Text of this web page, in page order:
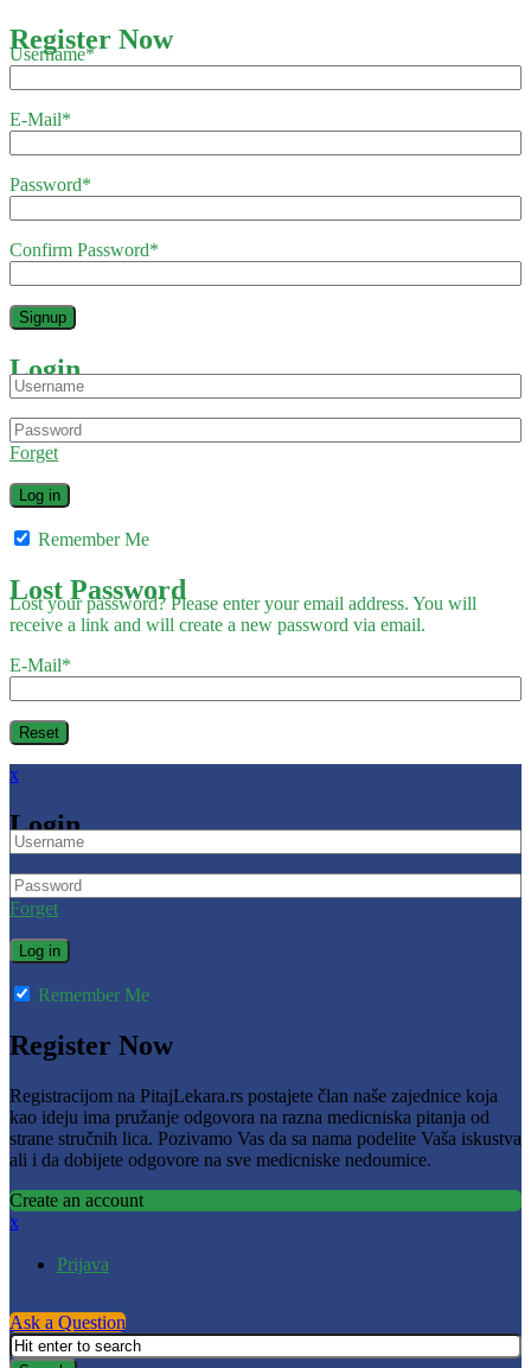
Register Now
Username*
E-Mail*
Password*
Confirm Password*
Login
Forget
Remember Me
Lost Password
Lost your password? Please enter your email address. You will
receive a link and will create a new password via email.
E-Mail*
x
Login
Forget
Remember Me
Register Now
Registracijom na PitajLekara.rs postajete član naše zajednice koja
kao ideju ima pružanje odgovora na razna medicniska pitanja od
strane stručnih lica. Pozivamo Vas da sa nama podelite Vaša iskustva
ali i da dobijete odgovore na sve medicniske nedoumice.
Create an account
x
Prijava
Ask a Question